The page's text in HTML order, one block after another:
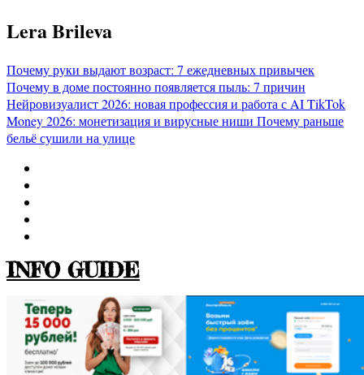
Перейти
к
Lera Brileva
Почему руки выдают возраст: 7 ежедневных привычек
Почему в доме постоянно появляется пыль: 7 причин
Нейровизуалист 2026: новая профессия и работа с AITikTok
Money 2026: монетизация и вирусные ниши Почему раньше
бельё сушили на улице
INFO GUIDE